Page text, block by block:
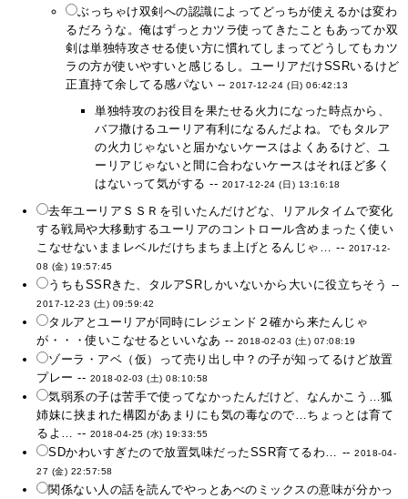
ぶっちゃけ双剣への認識によってどっちが使えるかは変わ
るだろうな。俺はずっとカツラ使ってきたこともあってか双
剣は単独特攻させる使い方に慣れてしまってどうしてもカツ
ラの方が使いやすいと感じるし。ユーリアだけSSRいるけど
正直持て余してる感パない --2017-12-24 (日) 06:42:13
単独特攻のお役目を果たせる火力になった時点から、
バフ撒けるユーリア有利になるんだよね。でもタルア
の火力じゃないと届かないケースはよくあるけど、ユ
ーリアじゃないと間に合わないケースはそれほど多く
はないって気がする -- 2017-12-24 (日) 13:16:18
去年ユーリアＳＳＲを引いたんだけどな、リアルタイムで変化
する戦局や大移動するユーリアのコントロール含めまったく使い
こなせないままレベルだけちまちま上げとるんじゃ… -- 2017-12-
08 (金) 19:57:45
うちもSSRきた、タルアSRしかいないから大いに役立ちそう --
2017-12-23 (土) 09:59:42
タルアとユーリアが同時にレジェンド２確から来たんじゃ
が・・・使いこなせるといいなあ -- 2018-02-03 (土) 07:08:19
ゾーラ・アベ（仮）って売り出し中？の子が知ってるけど放置
プレー -- 2018-02-03 (土) 08:10:58
気弱系の子は苦手で使ってなかったんだけど、なんかこう…狐
姉妹に挟まれた構図があまりにも気の毒なので…ちょっとは育て
るよ… -- 2018-04-25 (水) 19:33:55
SDかわいすぎたので放置気味だったSSR育てるわ… --2018-04-
27 (金) 22:57:58
関係ない人の話を読んでやっとあべのミックスの意味が分かっ